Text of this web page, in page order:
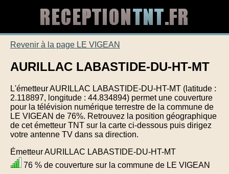
Revenir à la page LE VIGEAN
AURILLAC LABASTIDE-DU-HT-MT
L'émetteur AURILLAC LABASTIDE-DU-HT-MT (latitude :
2.118897, longitude : 44.834894) permet une couverture
pour la télévision numérique terrestre de la commune de
LE VIGEAN de 76%. Retrouvez la position géographique
de cet émetteur TNT sur la carte ci-dessous puis dirigez
votre antenne TV dans sa direction.
Émetteur AURILLAC LABASTIDE-DU-HT-MT
76 % de couverture sur la commune de LE VIGEAN